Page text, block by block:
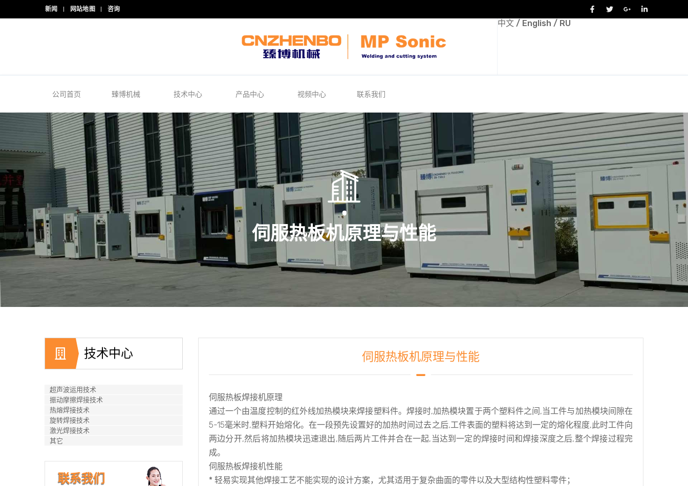
新闻 网站地图 咨询
中文 / English / RU
公司首页 臻博机械 技术中心 产品中心 视频中心 联系我们
伺服热板机原理与性能
技术中心
超声波运用技术
振动摩擦焊接技术
热熔焊接技术
旋转焊接技术
激光焊接技术
其它
联系我们
伺服热板机原理与性能
伺服热板焊接机原理
通过一个由温度控制的红外线加热模块来焊接塑料件。焊接时,加热模块置于两个塑料件之间,当工件与加热模块间隙在
5-15毫米时,塑料开始熔化。在一段预先设置好的加热时间过去之后,工件表面的塑料将达到一定的熔化程度,此时工件向
两边分开,然后将加热模块迅速退出,随后两片工件并合在一起,当达到一定的焊接时间和焊接深度之后,整个焊接过程完
成。
伺服热板焊接机性能
* 轻易实现其他焊接工艺不能实现的设计方案，尤其适用于复杂曲面的零件以及大型结构性塑料零件；